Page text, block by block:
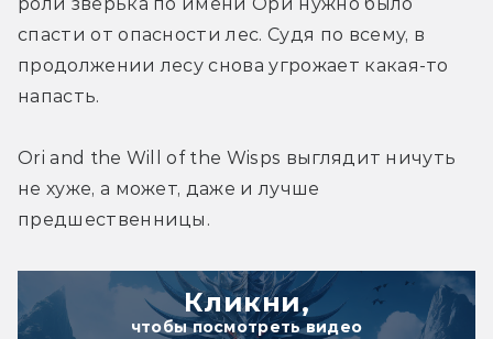
спасти от опасности лес. Судя по всему, в
продолжении лесу снова угрожает какая-то
напасть.
Ori and the Will of the Wisps выглядит ничуть
не хуже, а может, даже и лучше
предшественницы.
Кликни,
чтобы посмотреть видео